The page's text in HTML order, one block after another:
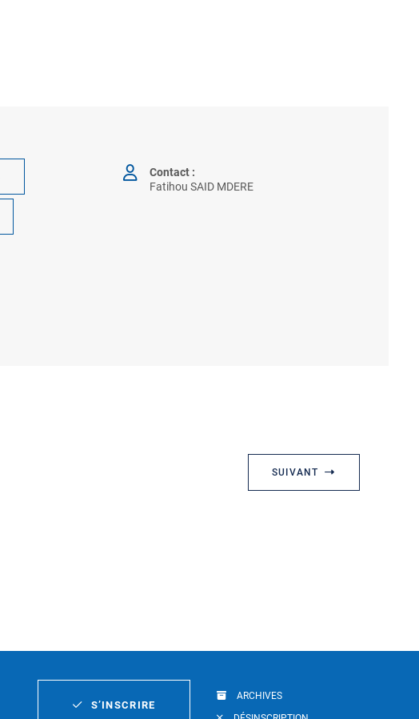
Contact :
Fatihou SAID MDERE
SUIVANT
S’INSCRIRE
ARCHIVES